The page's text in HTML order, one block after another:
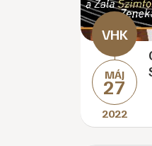
MÁJ
27
2022